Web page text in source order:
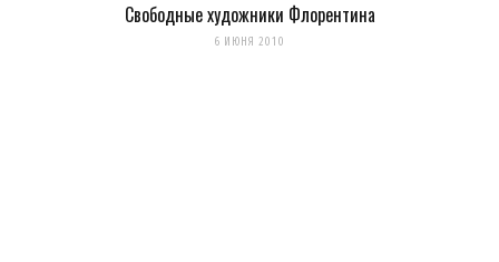
Сохранить моё имя, email и адрес сайта в этом браузере для
Свободные художники Флорентина
6 ИЮНЯ 2010